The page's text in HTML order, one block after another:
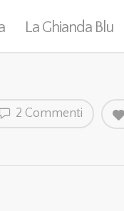
La Ghianda Blu
2 Commenti